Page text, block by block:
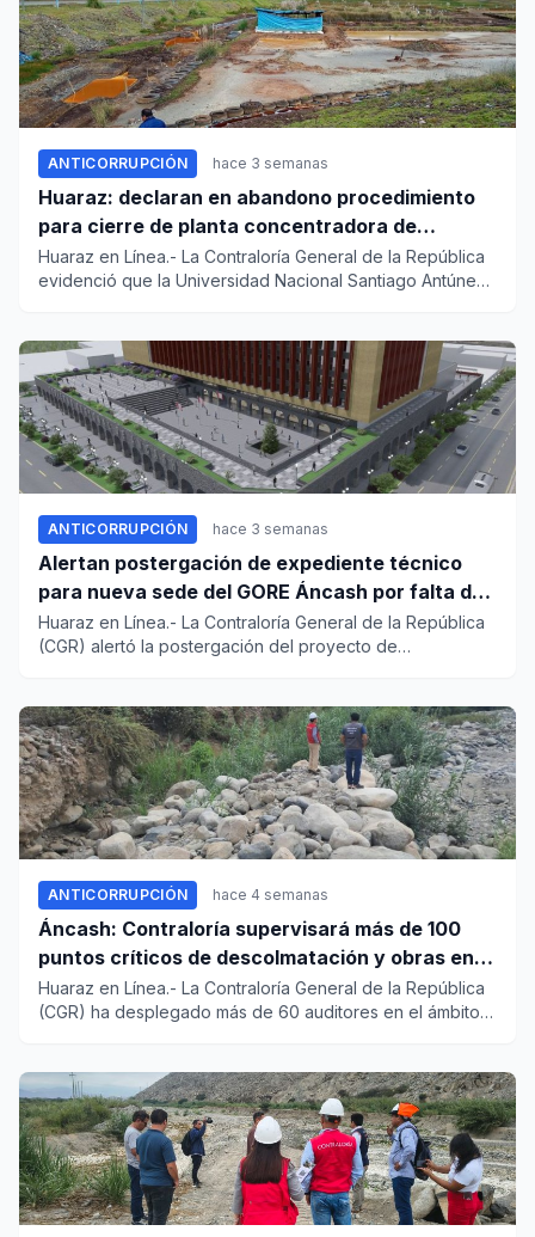
ANTICORRUPCIÓN hace 3 semanas
Huaraz: declaran en abandono procedimiento
para cierre de planta concentradora de
minerales de la UNASAM
Huaraz en Línea.- La Contraloría General de la República
evidenció que la Universidad Nacional Santiago Antúnez
ANTICORRUPCIÓN hace 3 semanas
Alertan postergación de expediente técnico
para nueva sede del GORE Áncash por falta de
recursos
Huaraz en Línea.- La Contraloría General de la República
(CGR) alertó la postergación del proyecto de
ANTICORRUPCIÓN hace 4 semanas
Áncash: Contraloría supervisará más de 100
puntos críticos de descolmatación y obras en
ríos y quebradas de 13 provincias
Huaraz en Línea.- La Contraloría General de la República
(CGR) ha desplegado más de 60 auditores en el ámbito